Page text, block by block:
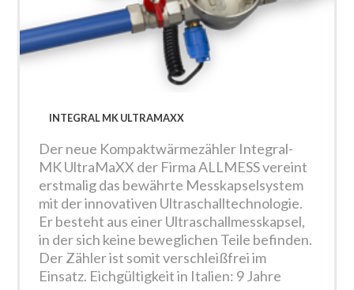
INTEGRAL MK ULTRAMAXX
Der neue Kompaktwärmezähler Integral-
MK UltraMaXX der Firma ALLMESS vereint
erstmalig das bewährte Messkapselsystem
mit der innovativen Ultraschalltechnologie.
Er besteht aus einer Ultraschallmesskapsel,
in der sich keine beweglichen Teile befinden.
Der Zähler ist somit verschleißfrei im
Einsatz. Eichgültigkeit in Italien: 9 Jahre